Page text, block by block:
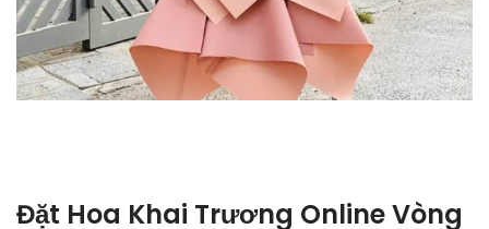
Đặt Hoa Khai Trương Online Vòng